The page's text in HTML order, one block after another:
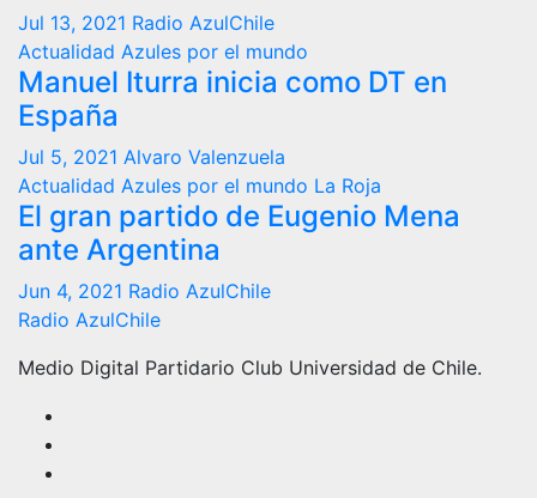
Jul 13, 2021 Radio AzulChile
Actualidad Azules por el mundo
Manuel Iturra inicia como DT en
España
Jul 5, 2021 Alvaro Valenzuela
Actualidad Azules por el mundo La Roja
El gran partido de Eugenio Mena
ante Argentina
Jun 4, 2021 Radio AzulChile
Radio AzulChile
Medio Digital Partidario Club Universidad de Chile.